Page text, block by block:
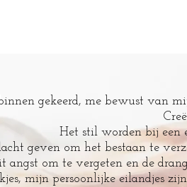
gekeerd, me bewust van
Het stil worden bij een
geven om het bestaan te
angst om te vergeten en de
mijn persoonlijke eilandjes